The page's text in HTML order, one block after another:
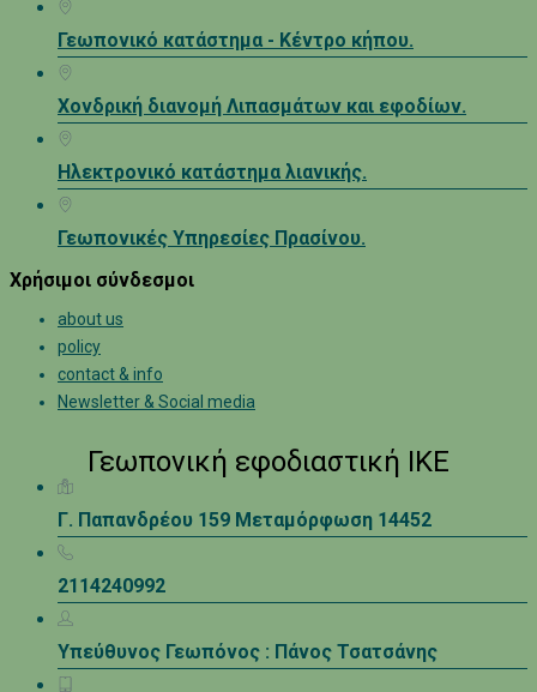
Γεωπονικό κατάστημα - Κέντρο κήπου.
Χονδρική διανομή Λιπασμάτων και εφοδίων.
Ηλεκτρονικό κατάστημα λιανικής.
Γεωπονικές Υπηρεσίες Πρασίνου.
Χρήσιμοι σύνδεσμοι
about us
policy
contact & info
Newsletter & Social media
Γεωπονική εφοδιαστική ΙΚΕ
Γ. Παπανδρέου 159 Μεταμόρφωση 14452
2114240992
Υπεύθυνος Γεωπόνος : Πάνος Τσατσάνης